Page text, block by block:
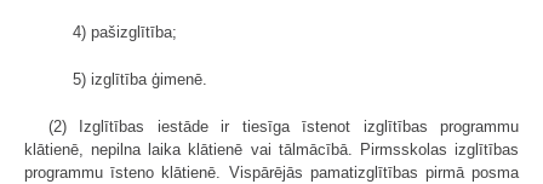
4) pašizglītība;
5) izglītība ģimenē.
(2) Izglītības iestāde ir tiesīga īstenot izglītības programmu
klātienē, nepilna laika klātienē vai tālmācībā. Pirmsskolas izglītības
programmu īsteno klātienē. Vispārējās pamatizglītības pirmā posma